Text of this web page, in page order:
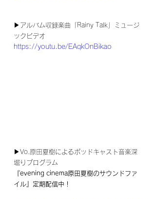
▶アルバム収録楽曲「Rainy Talk」ミュージ
ックビデオ
https://youtu.be/EAqkOnBikao
▶Vo.原田夏樹によるポッドキャスト音楽深
堀りプログラム
『evening cinema原田夏樹のサウンドファ
イル』定期配信中！